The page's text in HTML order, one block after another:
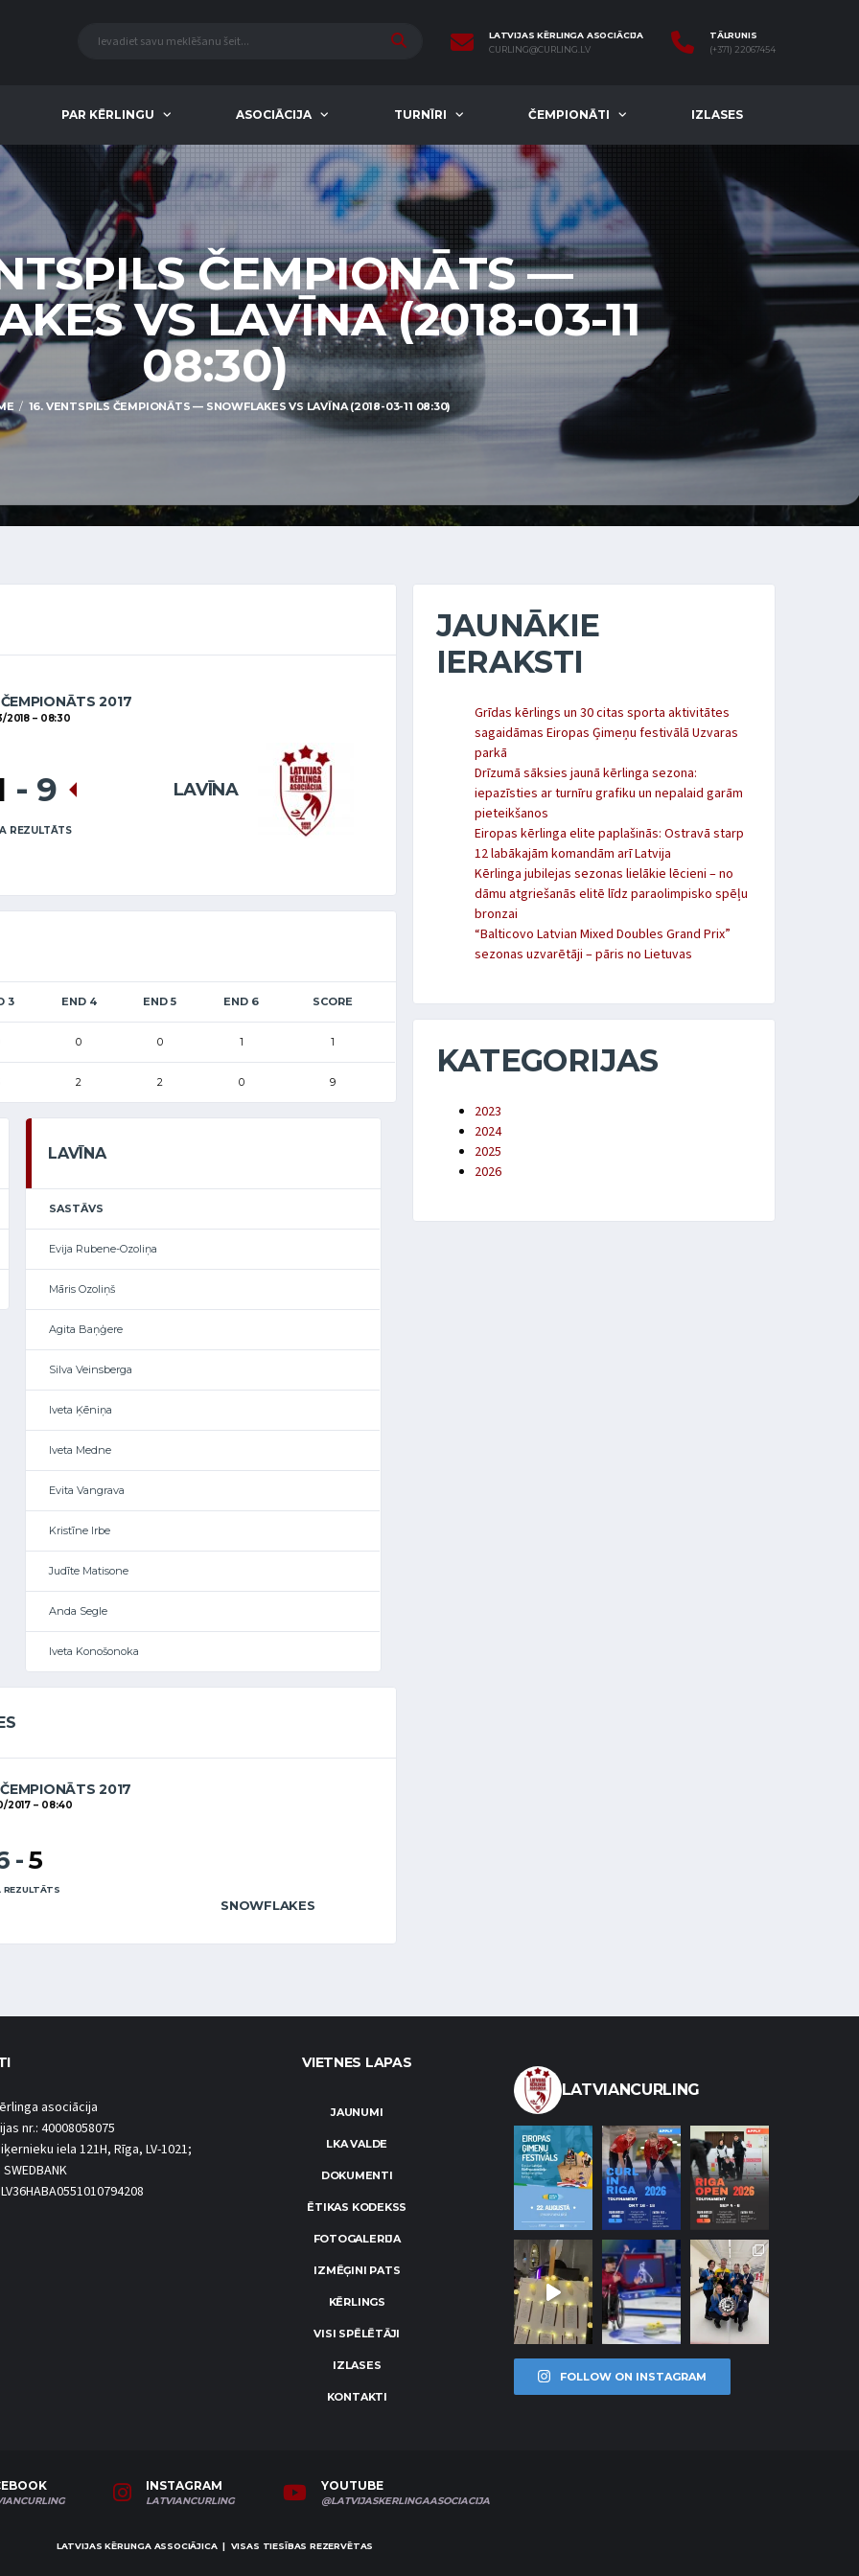
LATVIJAS KĒRLINGA ASOCIĀCIJA
CURLING@CURLING.LV
TĀLRUNIS
(+371) 22067454
PAR KĒRLINGU ASOCIĀCIJA TURNĪRI ČEMPIONĀTI IZLASES
ČEMPIONĀTS —
VS LAVĪNA (2018-03-11
08:30)
16. VENTSPILS ČEMPIONĀTS — SNOWFLAKES VS LAVĪNA (2018-03-11 08:30)
2017
2018 08:30
LAVĪNA
- 9
REZULTĀTS
3 END 4 END 5 END 6 SCORE
0 0 1 1
2 2 0 9
LAVĪNA
SASTĀVS
Evija Rubene-Ozoliņa
Māris Ozoliņš
Agita Baņģere
Silva Veinsberga
Iveta Ķēniņa
Iveta Medne
Evita Vangrava
Kristīne Irbe
Judīte Matisone
Anda Segle
Iveta Konošonoka
2017
2017 08:40
SNOWFLAKES
-5
REZULTĀTS
JAUNĀKIE
IERAKSTI
Grīdas kērlings un 30 citas sporta aktivitātes
sagaidāmas Eiropas Ģimeņu festivālā Uzvaras
parkā
Drīzumā sāksies jaunā kērlinga sezona:
iepazīsties ar turnīru grafiku un nepalaid garām
pieteikšanos
Eiropas kērlinga elite paplašinās: Ostravā starp
12 labākajām komandām arī Latvija
Kērlinga jubilejas sezonas lielākie lēcieni – no
dāmu atgriešanās elitē līdz paraolimpisko spēļu
bronzai
“Balticovo Latvian Mixed Doubles Grand Prix”
sezonas uzvarētāji – pāris no Lietuvas
KATEGORIJAS
2023
2024
2025
2026
asociācija
nr.: 40008058075
iela 121H, Rīga, LV-1021;
VIETNES LAPAS
JAUNUMI
LKA VALDE
DOKUMENTI
ĒTIKAS KODEKSS
FOTOGALERIJA
IZMĒĢINI PATS
KĒRLINGS
VISI SPĒLĒTĀJI
IZLASES
KONTAKTI
LATVIANCURLING
FOLLOW ON INSTAGRAM
INSTAGRAM
LATVIANCURLING
YOUTUBE
@LATVIJASKERLINGAASOCIACIJA
LATVIJAS KĒRLINGA ASSOCIĀJICA | VISAS TIESĪBAS REZERVĒTAS